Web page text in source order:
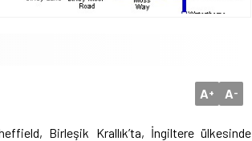
A+ A-
Birleşik Krallık’ta, İngiltere ülkesinde